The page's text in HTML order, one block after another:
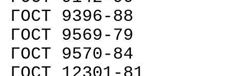
ГОСТ 9396-88
ГОСТ 9569-79
ГОСТ 9570-84